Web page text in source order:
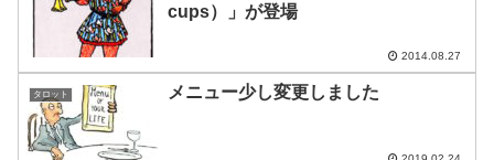
cups）」が登場
2014.08.27
タロット メニュー少し変更しました